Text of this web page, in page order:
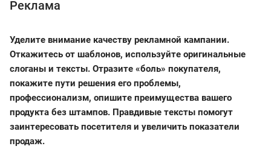
Реклама
Уделите внимание качеству рекламной кампании.
Откажитесь от шаблонов, используйте оригинальные
слоганы и тексты. Отразите «боль» покупателя,
покажите пути решения его проблемы,
профессионализм, опишите преимущества вашего
продукта без штампов. Правдивые тексты помогут
заинтересовать посетителя и увеличить показатели
продаж.